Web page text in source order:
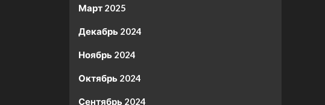
Март 2025
Декабрь 2024
Ноябрь 2024
Октябрь 2024
Сентябрь 2024